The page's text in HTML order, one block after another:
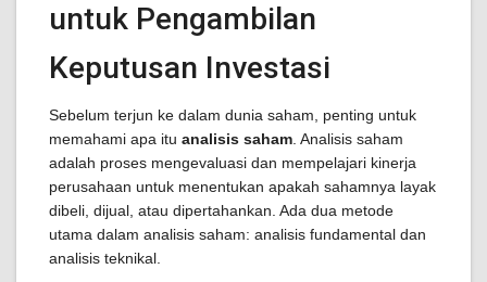
untuk Pengambilan
Keputusan Investasi
Sebelum terjun ke dalam dunia saham, penting untuk
memahami apa itu analisis saham . Analisis saham
adalah proses mengevaluasi dan mempelajari kinerja
perusahaan untuk menentukan apakah sahamnya layak
dibeli, dijual, atau dipertahankan. Ada dua metode
utama dalam analisis saham: analisis fundamental dan
analisis teknikal.